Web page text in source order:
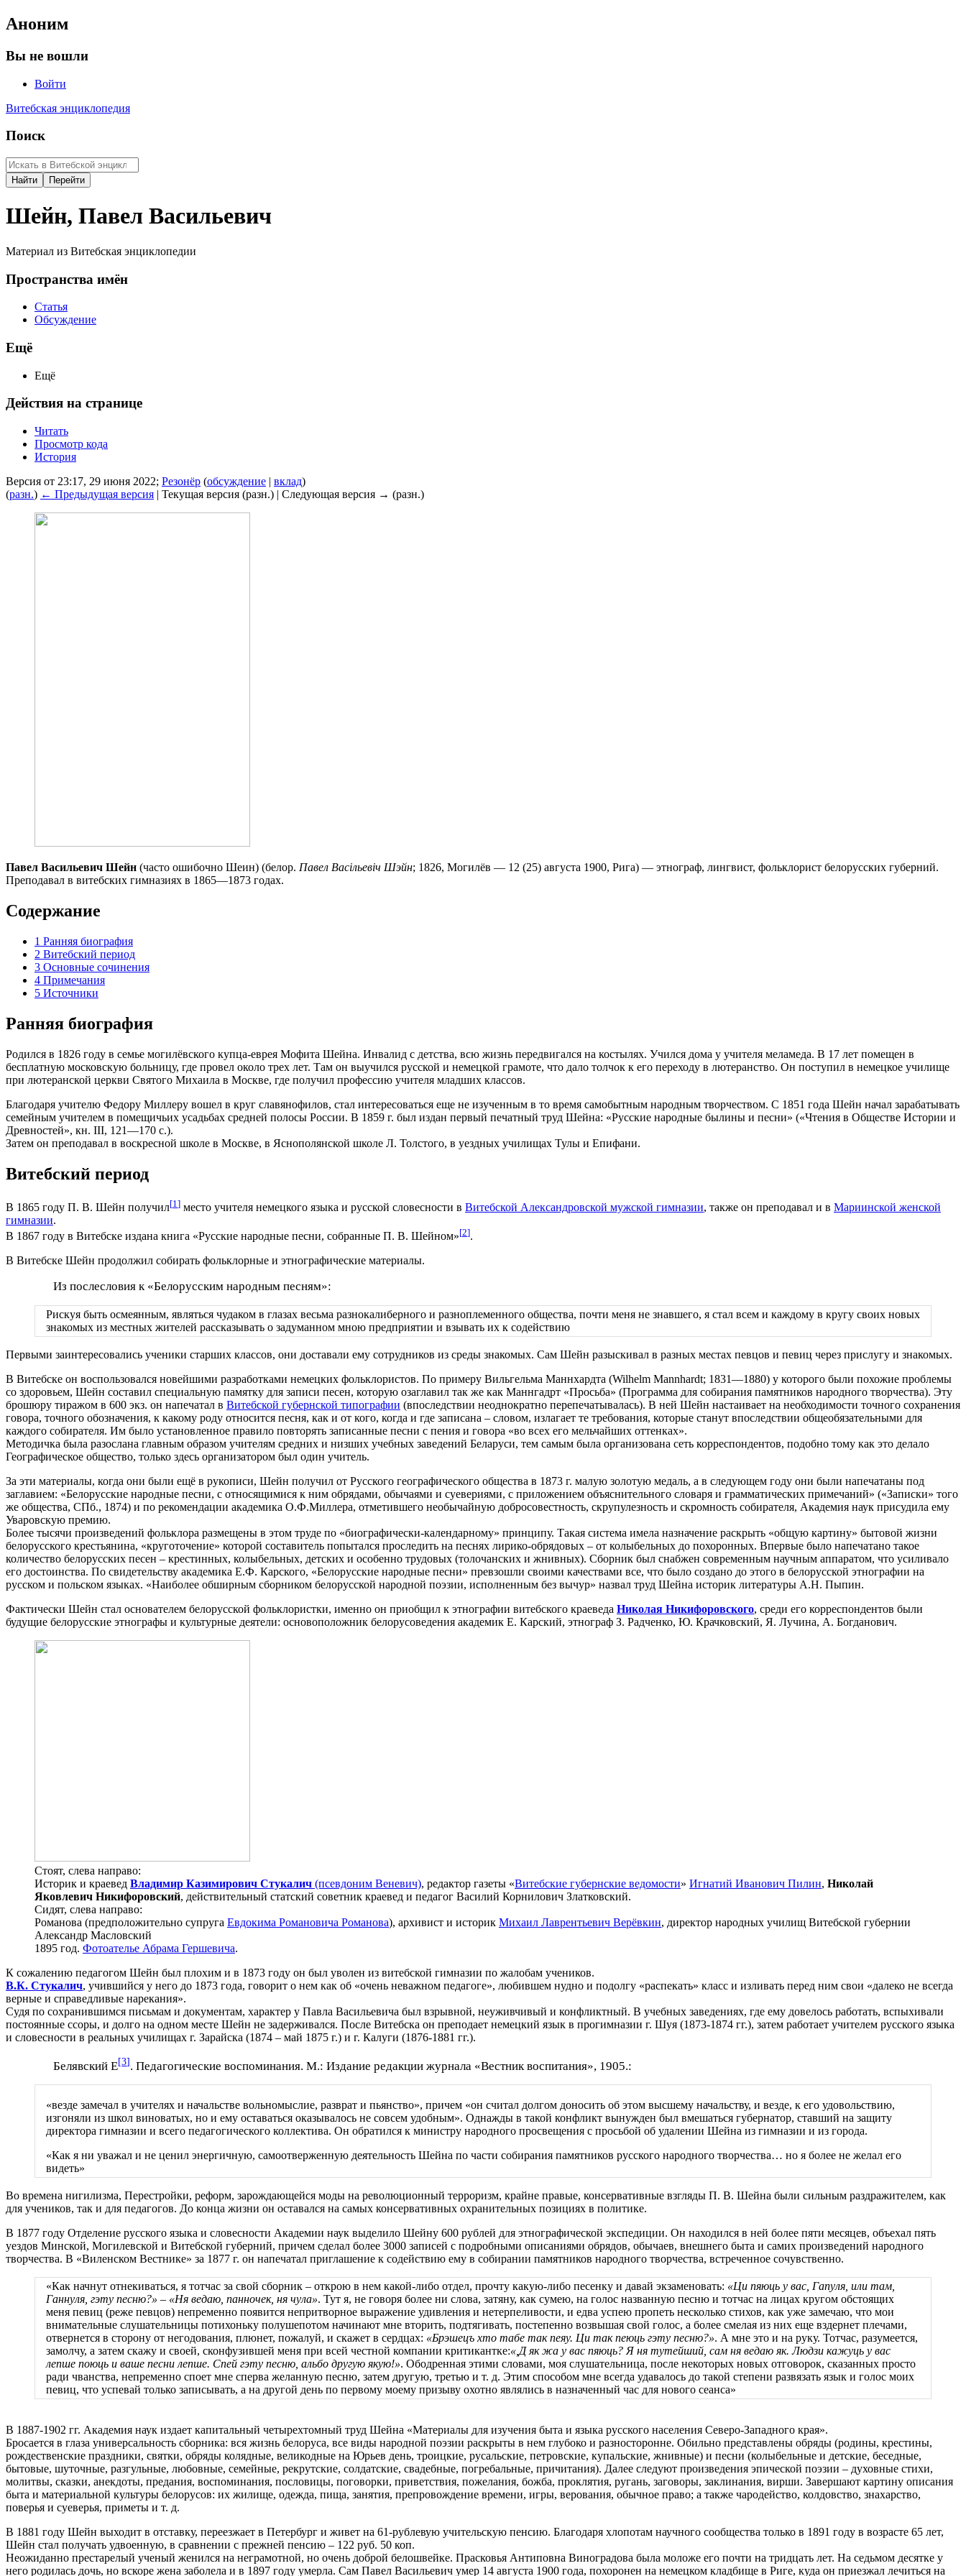
Аноним
Вы не вошли
Войти
Витебская энциклопедия
Поиск
Шейн, Павел Васильевич
Материал из Витебская энциклопедии
Пространства имён
Статья
Обсуждение
Ещё
Ещё
Действия на странице
Читать
Просмотр кода
История
Версия от 23:17, 29 июня 2022; Резонёр (обсуждение | вклад)
(разн.) ← Предыдущая версия | Текущая версия (разн.) | Следующая версия → (разн.)
Павел Васильевич Шейн (часто ошибочно Шеин) (белор. Павел Васільевіч Шэйн; 1826, Могилёв — 12 (25) августа 1900, Рига) — этнограф, лингвист, фольклорист белорусских губерний.
Преподавал в витебских гимназиях в 1865—1873 годах.
Содержание
1 Ранняя биография
2 Витебский период
3 Основные сочинения
4 Примечания
5 Источники
Ранняя биография
Родился в 1826 году в семье могилёвского купца-еврея Мофита Шейна. Инвалид с детства, всю жизнь передвигался на костылях. Учился дома у учителя меламеда. В 17 лет помещен в
бесплатную московскую больницу, где провел около трех лет. Там он выучился русской и немецкой грамоте, что дало толчок к его переходу в лютеранство. Он поступил в немецкое училище
при лютеранской церкви Святого Михаила в Москве, где получил профессию учителя младших классов.
Благодаря учителю Федору Миллеру вошел в круг славянофилов, стал интересоваться еще не изученным в то время самобытным народным творчеством. С 1851 года Шейн начал зарабатывать
семейным учителем в помещичьих усадьбах средней полосы России. В 1859 г. был издан первый печатный труд Шейна: «Русские народные былины и песни» («Чтения в Обществе Истории и
Древностей», кн. III, 121—170 с.).
Затем он преподавал в воскресной школе в Москве, в Яснополянской школе Л. Толстого, в уездных училищах Тулы и Епифани.
Витебский период
В 1865 году П. В. Шейн получил[1 ] место учителя немецкого языка и русской словесности в Витебской Александровской мужской гимназии, также он преподавал и в Мариинской женской
гимназии.
В 1867 году в Витебске издана книга «Русские народные песни, собранные П. В. Шейном»[2].
В Витебске Шейн продолжил собирать фольклорные и этнографические материалы.
Из послесловия к «Белорусским народным песням»:
Рискуя быть осмеянным, являться чудаком в глазах весьма разнокалиберного и разноплеменного общества, почти меня не знавшего, я стал всем и каждому в кругу своих новых
знакомых из местных жителей рассказывать о задуманном мною предприятии и взывать их к содействию
Первыми заинтересовались ученики старших классов, они доставали ему сотрудников из среды знакомых. Сам Шейн разыскивал в разных местах певцов и певиц через прислугу и знакомых.
В Витебске он воспользовался новейшими разработками немецких фольклористов. По примеру Вильгельма Маннхардта (Wilhelm Mannhardt; 1831—1880) у которого были похожие проблемы
со здоровьем, Шейн составил специальную памятку для записи песен, которую озаглавил так же как Маннгадрт «Просьба» (Программа для собирания памятников народного творчества). Эту
брошюру тиражом в 600 экз. он напечатал в Витебской губернской типографии (впоследствии неоднократно перепечатывалась). В ней Шейн настаивает на необходимости точного сохранения
говора, точного обозначения, к какому роду относится песня, как и от кого, когда и где записана – словом, излагает те требования, которые станут впоследствии общеобязательными для
каждого собирателя. Им было установленное правило повторять записанные песни с пения и говора «во всех его мельчайших оттенках».
Методичка была разослана главным образом учителям средних и низших учебных заведений Беларуси, тем самым была организована сеть корреспондентов, подобно тому как это делало
Географическое общество, только здесь организатором был один учитель.
За эти материалы, когда они были ещё в рукописи, Шейн получил от Русского географического общества в 1873 г. малую золотую медаль, а в следующем году они были напечатаны под
заглавием: «Белорусские народные песни, с относящимися к ним обрядами, обычаями и суевериями, с приложением объяснительного словаря и грамматических примечаний» («Записки» того
же общества, СПб., 1874) и по рекомендации академика О.Ф.Миллера, отметившего необычайную добросовестность, скрупулезность и скромность собирателя, Академия наук присудила ему
Уваровскую премию.
Более тысячи произведений фольклора размещены в этом труде по «биографически-календарному» принципу. Такая система имела назначение раскрыть «общую картину» бытовой жизни
белорусского крестьянина, «круготочение» которой составитель попытался проследить на песнях лирико-обрядовых – от колыбельных до похоронных. Впервые было напечатано такое
количество белорусских песен – крестинных, колыбельных, детских и особенно трудовых (толочанских и жнивных). Сборник был снабжен современным научным аппаратом, что усиливало
его достоинства. По свидетельству академика Е.Ф. Карского, «Белорусские народные песни» превзошли своими качествами все, что было создано до этого в белорусской этнографии на
русском и польском языках. «Наиболее обширным сборником белорусской народной поэзии, исполненным без вычур» назвал труд Шейна историк литературы А.Н. Пыпин.
Фактически Шейн стал основателем белорусской фольклористки, именно он приобщил к этнографии витебского краеведа Николая Никифоровского, среди его корреспондентов были
будущие белорусские этнографы и культурные деятели: основоположник белорусоведения академик Е. Карский, этнограф З. Радченко, Ю. Крачковский, Я. Лучина, А. Богданович.
Стоят, слева направо:
Историк и краевед Владимир Казимирович Стукалич (псевдоним Веневич), редактор газеты «Витебские губернские ведомости» Игнатий Иванович Пилин, Николай
Яковлевич Никифоровский, действительный статский советник краевед и педагог Василий Корнилович Златковский.
Сидят, слева направо:
Романова (предположительно супруга Евдокима Романовича Романова), архивист и историк Михаил Лаврентьевич Верёвкин, директор народных училищ Витебской губернии
Александр Масловский
1895 год. Фотоателье Абрама Гершевича.
К сожалению педагогом Шейн был плохим и в 1873 году он был уволен из витебской гимназии по жалобам учеников.
В.К. Стукалич, учившийся у него до 1873 года, говорит о нем как об «очень неважном педагоге», любившем нудно и подолгу «распекать» класс и изливать перед ним свои «далеко не всегда
верные и справедливые нарекания».
Судя по сохранившимся письмам и документам, характер у Павла Васильевича был взрывной, неуживчивый и конфликтный. В учебных заведениях, где ему довелось работать, вспыхивали
постоянные ссоры, и долго на одном месте Шейн не задерживался. После Витебска он преподает немецкий язык в прогимназии г. Шуя (1873-1874 гг.), затем работает учителем русского языка
и словесности в реальных училищах г. Зарайска (1874 – май 1875 г.) и г. Калуги (1876-1881 гг.).
Белявский Е[3]. Педагогические воспоминания. М.: Издание редакции журнала «Вестник воспитания», 1905.:
«везде замечал в учителях и начальстве вольномыслие, разврат и пьянство», причем «он считал долгом доносить об этом высшему начальству, и везде, к его удовольствию,
изгоняли из школ виноватых, но и ему оставаться оказывалось не совсем удобным». Однажды в такой конфликт вынужден был вмешаться губернатор, ставший на защиту
директора гимназии и всего педагогического коллектива. Он обратился к министру народного просвещения с просьбой об удалении Шейна из гимназии и из города.
«Как я ни уважал и не ценил энергичную, самоотверженную деятельность Шейна по части собирания памятников русского народного творчества… но я более не желал его
видеть»
Во времена нигилизма, Перестройки, реформ, зарождающейся моды на революционный терроризм, крайне правые, консервативные взгляды П. В. Шейна были сильным раздражителем, как
для учеников, так и для педагогов. До конца жизни он оставался на самых консервативных охранительных позициях в политике.
В 1877 году Отделение русского языка и словесности Академии наук выделило Шейну 600 рублей для этнографической экспедиции. Он находился в ней более пяти месяцев, объехал пять
уездов Минской, Могилевской и Витебской губерний, причем сделал более 3000 записей с подробными описаниями обрядов, обычаев, внешнего быта и самих произведений народного
творчества. В «Виленском Вестнике» за 1877 г. он напечатал приглашение к содействию ему в собирании памятников народного творчества, встреченное сочувственно.
«Как начнут отнекиваться, я тотчас за свой сборник – открою в нем какой-либо отдел, прочту какую-либо песенку и давай экзаменовать: «Ци пяюць у вас, Гапуля, или там,
Ганнуля, гэту песню?» – «Ня ведаю, панночек, ня чула». Тут я, не говоря более ни слова, затяну, как сумею, на голос названную песню и тотчас на лицах кругом обстоящих
меня певиц (реже певцов) непременно появится непритворное выражение удивления и нетерпеливости, и едва успею пропеть несколько стихов, как уже замечаю, что мои
внимательные слушательницы потихоньку полушепотом начинают мне вторить, подтягивать, постепенно возвышая свой голос, а более смелая из них еще вздернет плечами,
отвернется в сторону от негодования, плюнет, пожалуй, и скажет в сердцах: «Брэшецъ хто табе так пеяу. Ци так пеюць гэту песню?». А мне это и на руку. Тотчас, разумеется,
замолчу, а затем скажу и своей, сконфузившей меня при всей честной компании критикантке:«,Д як жа у вас пяюць? Я ня тутейший, сам ня ведаю як. Людзи кажуць у вас
лепше поюць и ваше песни лепше. Спей гэту песню, альбо другую якую!». Ободренная этими словами, моя слушательница, после некоторых новых отговорок, сказанных просто
ради чванства, непременно споет мне сперва желанную песню, затем другую, третью и т. д. Этим способом мне всегда удавалось до такой степени развязать язык и голос моих
певиц, что успевай только записывать, а на другой день по первому моему призыву охотно являлись в назначенный час для нового сеанса»
В 1887-1902 гг. Академия наук издает капитальный четырехтомный труд Шейна «Материалы для изучения быта и языка русского населения Северо-Западного края».
Бросается в глаза универсальность сборника: вся жизнь белоруса, все виды народной поэзии раскрыты в нем глубоко и разносторонне. Обильно представлены обряды (родины, крестины,
рождественские праздники, святки, обряды колядные, великодные на Юрьев день, троицкие, русальские, петровские, купальские, жнивные) и песни (колыбельные и детские, беседные,
бытовые, шуточные, разгульные, любовные, семейные, рекрутские, солдатские, свадебные, погребальные, причитания). Далее следуют произведения эпической поэзии – духовные стихи,
молитвы, сказки, анекдоты, предания, воспоминания, пословицы, поговорки, приветствия, пожелания, божба, проклятия, ругань, заговоры, заклинания, вирши. Завершают картину описания
быта и материальной культуры белорусов: их жилище, одежда, пища, занятия, препровождение времени, игры, верования, обычное право; а также чародейство, колдовство, знахарство,
поверья и суеверья, приметы и т. д.
В 1881 году Шейн выходит в отставку, переезжает в Петербург и живет на 61-рублевую учительскую пенсию. Благодаря хлопотам научного сообщества только в 1891 году в возрасте 65 лет,
Шейн стал получать удвоенную, в сравнении с прежней пенсию – 122 руб. 50 коп.
Неожиданно престарелый ученый женился на неграмотной, но очень доброй белошвейке. Прасковья Антиповна Виноградова была моложе его почти на тридцать лет. На седьмом десятке у
него родилась дочь, но вскоре жена заболела и в 1897 году умерла. Сам Павел Васильевич умер 14 августа 1900 года, похоронен на немецком кладбище в Риге, куда он приезжал лечиться на